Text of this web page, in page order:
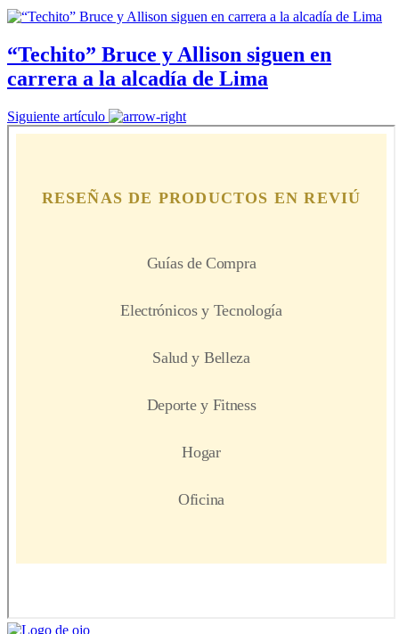
“Techito” Bruce y Allison siguen en
carrera a la alcadía de Lima
Siguiente artículo